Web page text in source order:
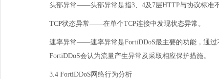
头部异常——头部异常是指3 4及 7层HTTP与协议标准
TCP状态异常——在单个TCP连接中发现状态异常。
速率异常——速率异常是FortiDDoS最主要的功能，通
FortiDDoS会认为流量产生异常及采取相应保护措施。
3.4FortiDDoS网络行为分析